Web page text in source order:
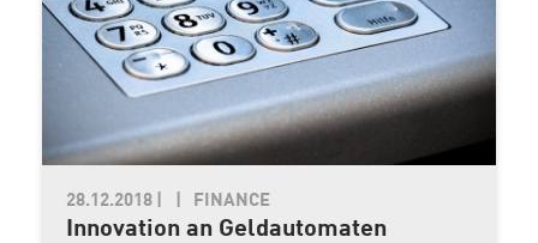
28.12.2018 FINANCE
Innovation an Geldautomaten